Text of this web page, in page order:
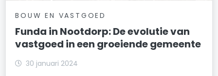
BOUW EN VASTGOED
Funda in Nootdorp: De evolutie van
vastgoed in een groeiende gemeente
30 januari 2024